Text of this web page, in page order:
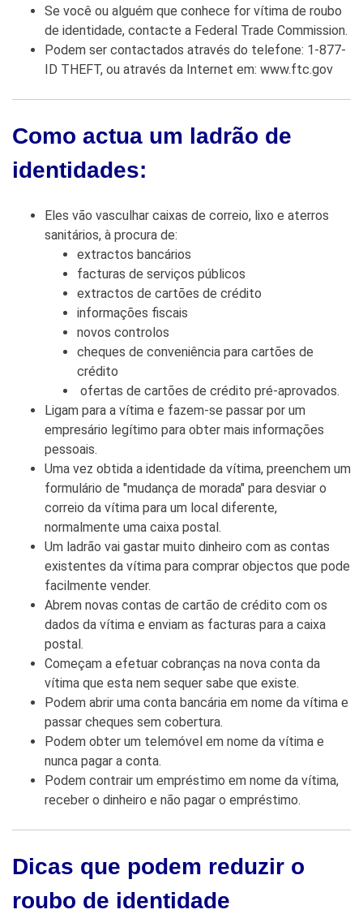
Se você ou alguém que conhece for vítima de roubo
de identidade, contacte a Federal Trade Commission.
Podem ser contactados através do telefone: 1-877-
ID THEFT, ou através da Internet em: www.ftc.gov
Como actua um ladrão de
identidades:
Eles vão vasculhar caixas de correio, lixo e aterros
sanitários, à procura de:
extractos bancários
facturas de serviços públicos
extractos de cartões de crédito
informações fiscais
novos controlos
cheques de conveniência para cartões de
crédito
ofertas de cartões de crédito pré-aprovados.
Ligam para a vítima e fazem-se passar por um
empresário legítimo para obter mais informações
pessoais.
Uma vez obtida a identidade da vítima, preenchem um
formulário de "mudança de morada" para desviar o
correio da vítima para um local diferente,
normalmente uma caixa postal.
Um ladrão vai gastar muito dinheiro com as contas
existentes da vítima para comprar objectos que pode
facilmente vender.
Abrem novas contas de cartão de crédito com os
dados da vítima e enviam as facturas para a caixa
postal.
Começam a efetuar cobranças na nova conta da
vítima que esta nem sequer sabe que existe.
Podem abrir uma conta bancária em nome da vítima e
passar cheques sem cobertura.
Podem obter um telemóvel em nome da vítima e
nunca pagar a conta.
Podem contrair um empréstimo em nome da vítima,
receber o dinheiro e não pagar o empréstimo.
Dicas que podem reduzir o
roubo de identidade